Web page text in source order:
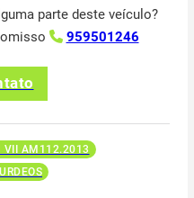
parte deste veículo?
959501246
VII AM112.2013